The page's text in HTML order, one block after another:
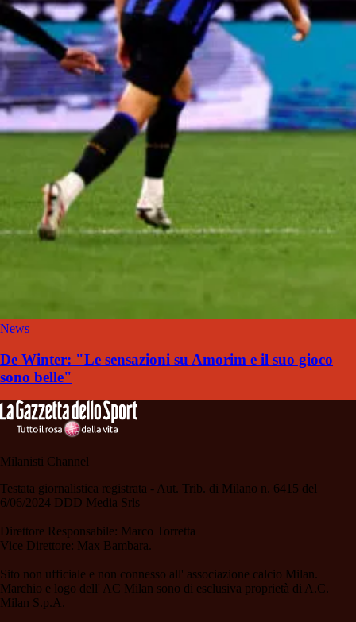
News
De Winter: "Le sensazioni su Amorim e il suo gioco
sono belle"
Milanisti Channel
Testata giornalistica registrata - Aut. Trib. di Milano n. 6415 del
6/06/2024 DDD Media Srls
Direttore Responsabile: Marco Torretta
Vice Direttore: Max Bambara.
Sito non ufficiale e non connesso all' associazione calcio Milan.
Marchio e logo dell' AC Milan sono di esclusiva proprietà di A.C.
Milan S.p.A.